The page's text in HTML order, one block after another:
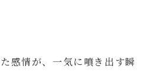
感情が、一気に噴き出す瞬